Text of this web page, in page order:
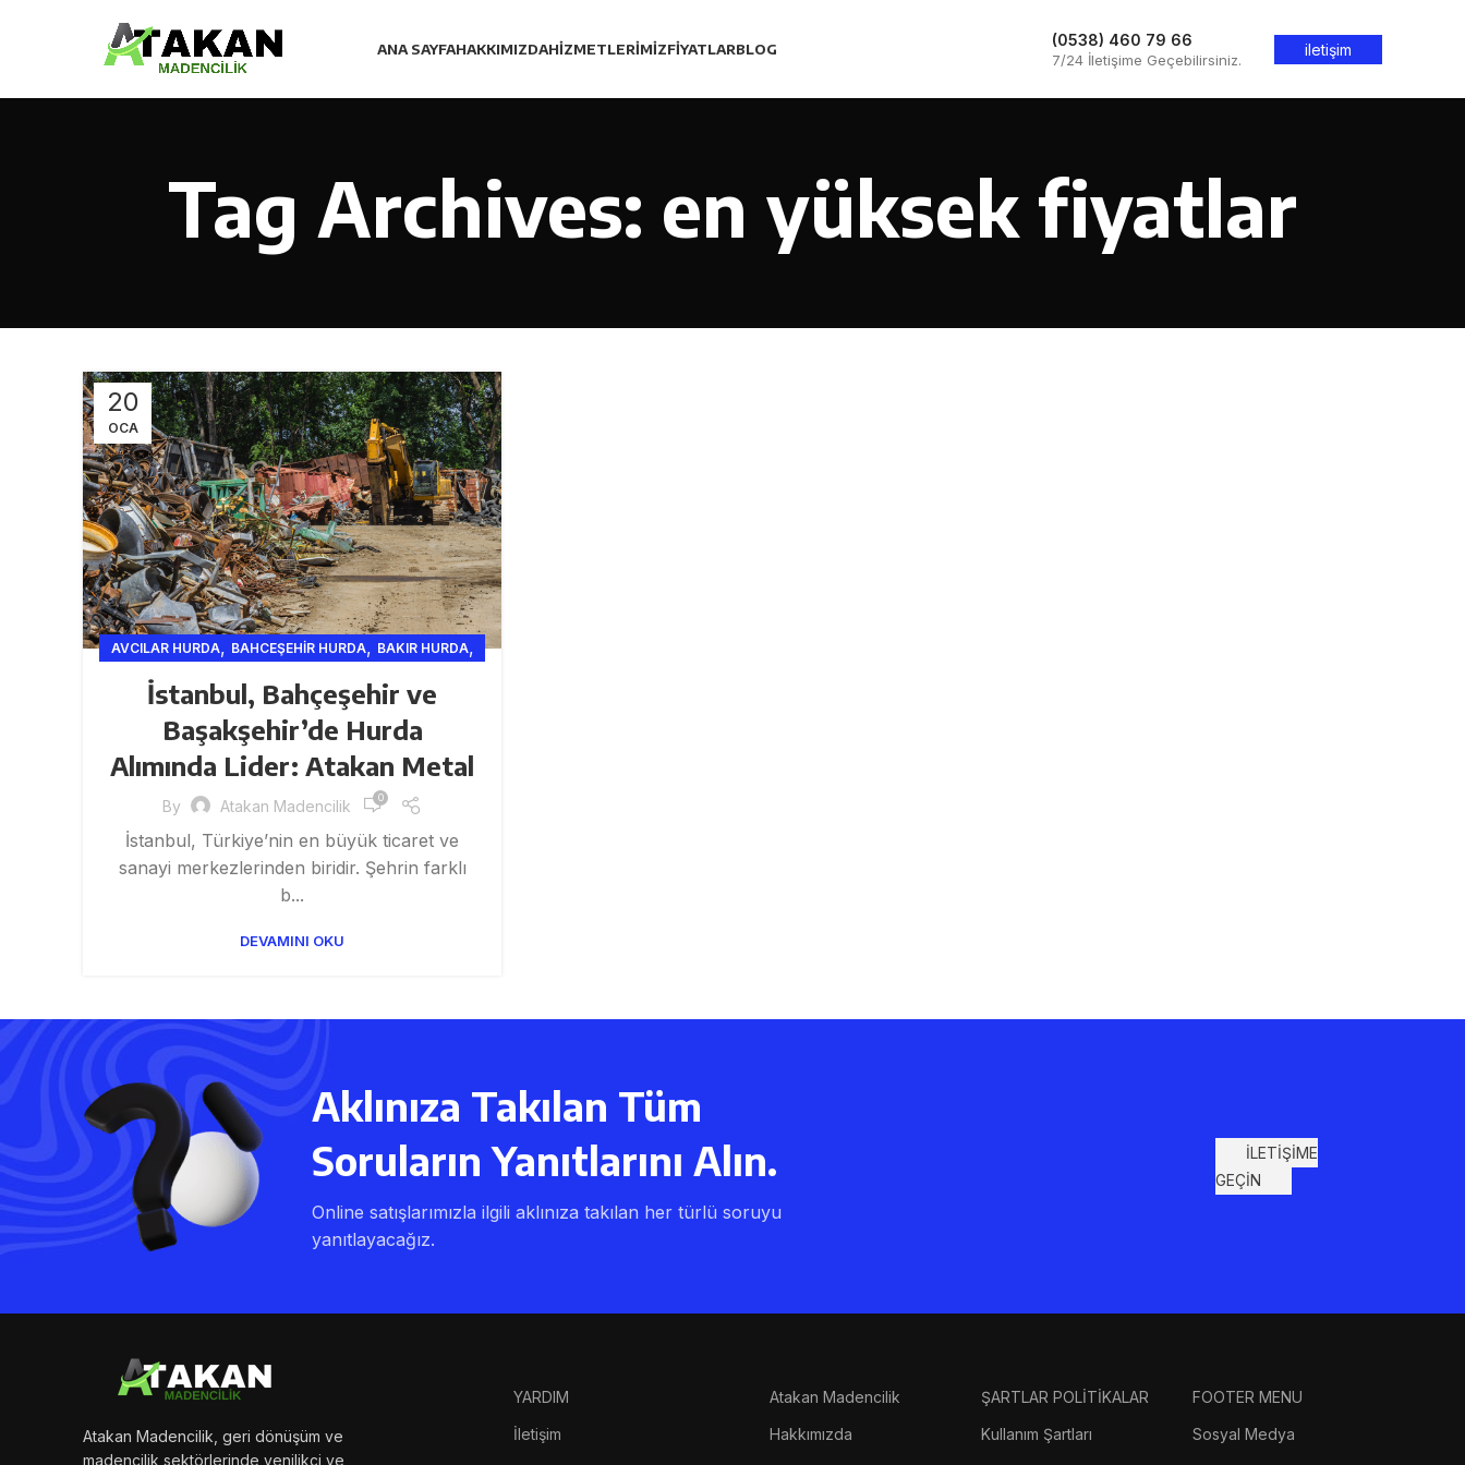
ANA SAYFAHAKKIMIZDAHIZMETLERIMIZFIYATLARBLOG (0538) 460 79 66
7/24 İletişime Geçebilirsiniz.
iletişim
Tag Archives: en yüksek fiyatlar
20
OCA
AVCILAR HURDA, BAHCEŞEHIR HURDA, BAKIR HURDA,
GENEL
HURDA ISTANBUL ,HURDA VE GERI DÖNÜŞÜM
HURDACI,HURDACI ISTANBUL,
HURDACILIK VE GERI DÖNÜŞÜM HIZMETLERI, INŞAAT ,
İSTANBUL HURDA VE GERI DÖNÜŞÜM HIZMETLERI
İSTANBUL HURDA VE MADENCILIK,
ISTANBUL HURDACI,KABLO,KROM HURDA,MADEN
METAL
İstanbul, Bahçeşehir ve
Başakşehir’de Hurda
Alımında Lider: Atakan Metal
By Atakan Madencilik 0
İstanbul, Türkiye’nin en büyük ticaret ve
sanayi merkezlerinden biridir. Şehrin farklı
b...
DEVAMINI OKU
Aklınıza Takılan Tüm
Soruların Yanıtlarını Alın.
Online satışlarımızla ilgili aklınıza takılan her türlü soruyu
yanıtlayacağız.
İLETİŞİME
GEÇİN
Atakan Madencilik, geri dönüşüm ve
madencilik sektörlerinde yenilikçi ve
YARDIM
İletişim
Atakan Madencilik
Hakkımızda
ŞARTLAR POLİTİKALAR
Kullanım Şartları
FOOTER MENU
Sosyal Medya